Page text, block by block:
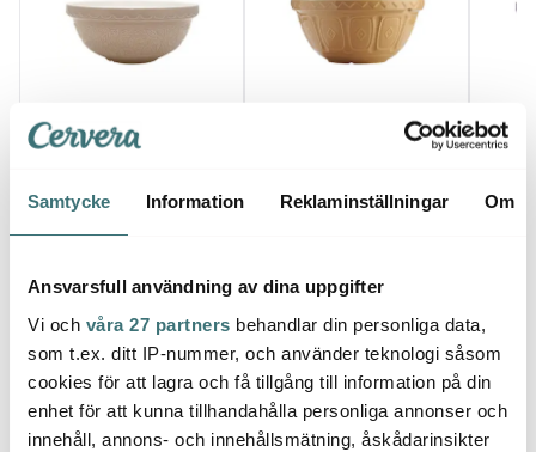
Samtycke Information Reklaminställningar Om
Ansvarsfull användning av dina uppgifter
Vi och våra 27 partners behandlar din personliga data,
som t.ex. ditt IP-nummer, och använder teknologi såsom
cookies för att lagra och få tillgång till information på din
enhet för att kunna tillhandahålla personliga annonser och
innehåll, annons- och innehållsmätning, åskådarinsikter
Mason Cash
In The Forest
Uggla beige
719 kr 749 kr
In
669
Låt dig inspireras av våra kunder